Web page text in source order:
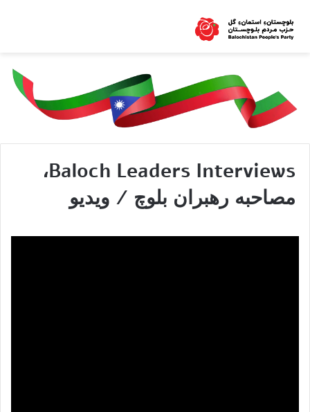
Baloch Leaders Interviews،
مصاحبه رهبران بلوچ / ویدیو